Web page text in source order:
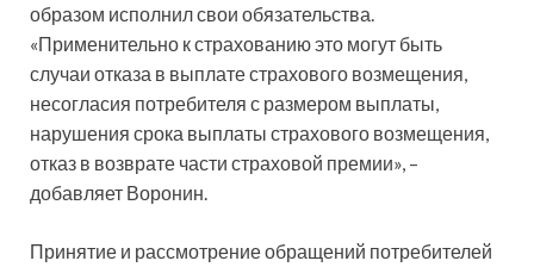
образом исполнил свои обязательства.
«Применительно к страхованию это могут быть
случаи отказа в выплате страхового возмещения,
несогласия потребителя с размером выплаты,
нарушения срока выплаты страхового возмещения,
отказ в возврате части страховой премии», –
добавляет Воронин.
Принятие и рассмотрение обращений потребителей